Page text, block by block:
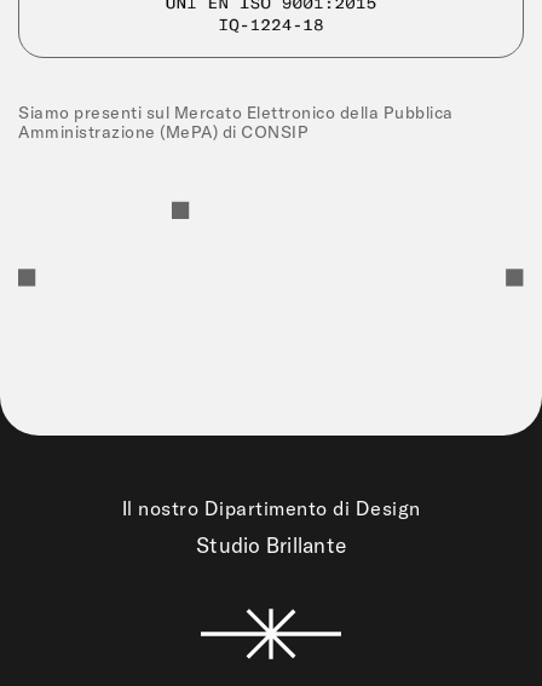
Siamo presenti sul Mercato Elettronico della Pubblica
Amministrazione (MePA) di CONSIP
Il nostro Dipartimento di Design
Studio Brillante